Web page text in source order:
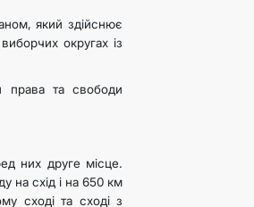
який здійснює
округах із
права та свободи
них друге місце.
на схід і на 650 км
сході та сході з